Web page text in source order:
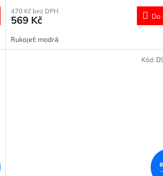
470 Kč bez DPH
569 Kč Do
Rukojeť: modrá
Kód: